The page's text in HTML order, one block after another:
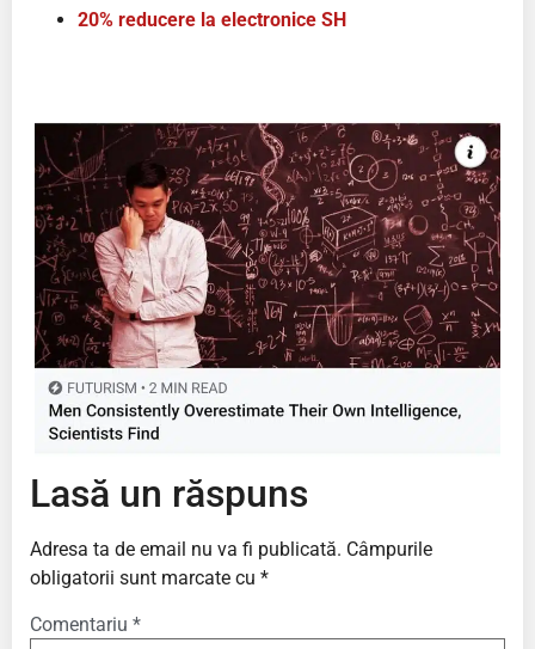
20% reducere la electronice SH
Lasă un răspuns
Adresa ta de email nu va fi publicată. Câmpurile
obligatorii sunt marcate cu *
Comentariu *